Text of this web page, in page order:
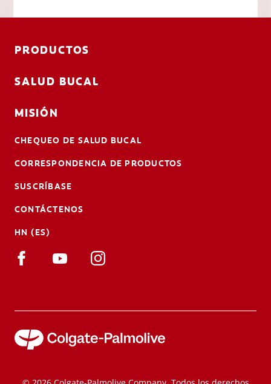
PRODUCTOS
SALUD BUCAL
MISIÓN
CHEQUEO DE SALUD BUCAL
CORRESPONDENCIA DE PRODUCTOS
SUSCRÍBASE
CONTÁCTENOS
HN (ES)